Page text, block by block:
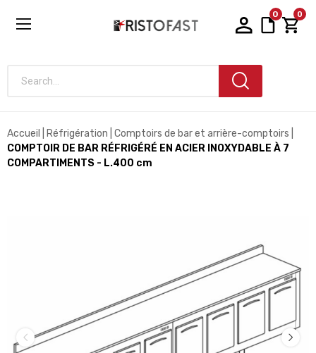
0 0
Search...
Accueil Réfrigération Comptoirs de bar et arrière-comptoirs
COMPTOIR DE BAR RÉFRIGÉRÉ EN ACIER INOXYDABLE À 7
COMPARTIMENTS - L.400 cm